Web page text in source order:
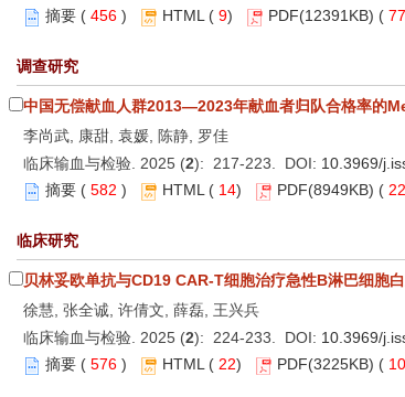
摘要(456 ) HTML(9) PDF(12391KB) (77
调查研究
中国无偿献血人群2013—2023年献血者归队合格率的
李尚武, 康甜, 袁媛, 陈静, 罗佳
临床输血与检验. 2025 (2): 217-223. DOI: 10.3969/
摘要(582 ) HTML(14) PDF(8949KB) (
临床研究
贝林妥欧单抗与CD19 CAR-T细胞治疗急性B淋巴细胞
徐慧, 张全诚, 许倩文, 薛磊, 王兴兵
临床输血与检验. 2025 (2): 224-233. DOI: 10.3969/
摘要(576 ) HTML(22) PDF(3225KB) (